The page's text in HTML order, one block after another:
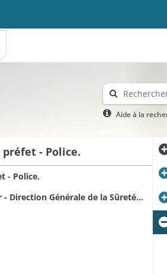
Aide à la
préfet - Police.
- Police.
Générale de la Sûreté Nationale: circulaires.